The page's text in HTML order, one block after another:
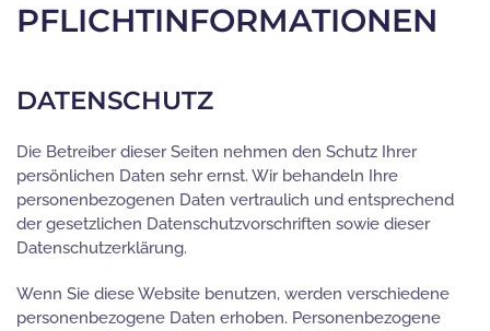
PFLICHTINFORMATIONEN
DATENSCHUTZ
Die Betreiber dieser Seiten nehmen den Schutz Ihrer
persönlichen Daten sehr ernst. Wir behandeln Ihre
personenbezogenen Daten vertraulich und entsprechend
der gesetzlichen Datenschutzvorschriften sowie dieser
Datenschutzerklärung.
Wenn Sie diese Website benutzen, werden verschiedene
personenbezogene Daten erhoben. Personenbezogene